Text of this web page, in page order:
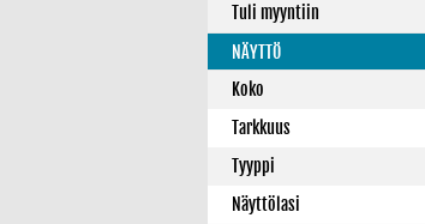
Tuli myyntiin
NÄYTTÖ
Koko
Tarkkuus
Tyyppi
Näyttölasi